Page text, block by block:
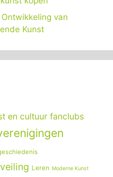
van
Kunst
en cultuur fanclubs
Leren Moderne Kunst